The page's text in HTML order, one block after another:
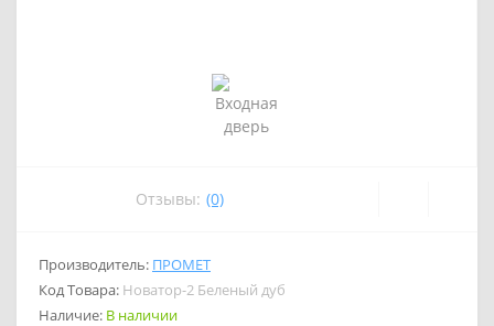
Отзывы: (0)
Производитель: ПРОМЕТ
Код Товара: Новатор-2 Беленый дуб
Наличие: В наличии